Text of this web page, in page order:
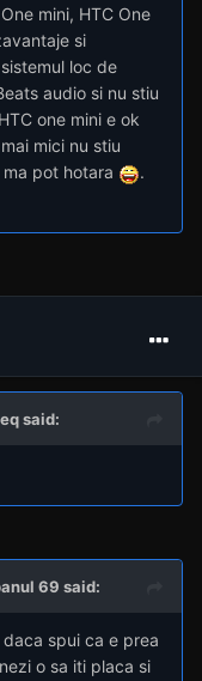
mini, HTC One
si
loc de
audio si nu stiu
one mini e ok
mici nu stiu
pot hotara
.
said:
69 said:
spui ca e prea
o sa iti placa si